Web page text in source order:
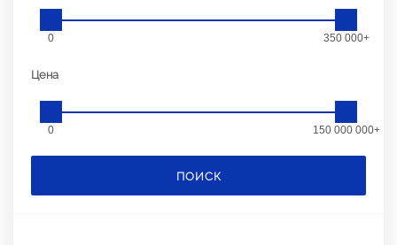
0 350 000+
Цена
0 150 000 000+
ПОИСК